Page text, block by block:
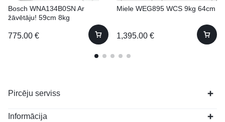
Bosch WNA134B0SN Ar
žāvētāju! 59cm 8kg
775.00 €
Miele WEG895 WCS 9kg 64cm
1,395.00 €
Pircēju serviss
Informācija